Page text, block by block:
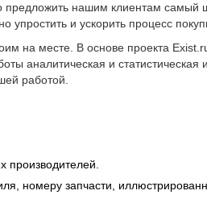
нашим клиентам самый
и ускорить процесс
на месте. В основе проекта
аналитическая и
работой.
производителей.
номеру запчасти,